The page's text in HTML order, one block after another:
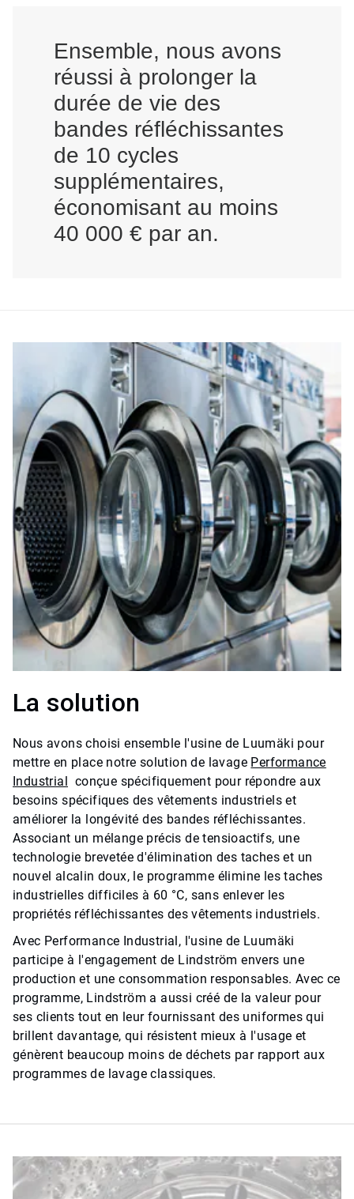
Ensemble, nous avons
réussi à prolonger la
durée de vie des
bandes réfléchissantes
de 10 cycles
supplémentaires,
économisant au moins
40 000 € par an.
La solution
Nous avons choisi ensemble l'usine de Luumäki pour
mettre en place notre solution de lavage Performance
Industrial conçue spécifiquement pour répondre aux
besoins spécifiques des vêtements industriels et
améliorer la longévité des bandes réfléchissantes.
Associant un mélange précis de tensioactifs, une
technologie brevetée d'élimination des taches et un
nouvel alcalin doux, le programme élimine les taches
industrielles difficiles à 60 °C, sans enlever les
propriétés réfléchissantes des vêtements industriels.
Avec Performance Industrial, l'usine de Luumäki
participe à l'engagement de Lindström envers une
production et une consommation responsables. Avec ce
programme, Lindström a aussi créé de la valeur pour
ses clients tout en leur fournissant des uniformes qui
brillent davantage, qui résistent mieux à l'usage et
génèrent beaucoup moins de déchets par rapport aux
programmes de lavage classiques.